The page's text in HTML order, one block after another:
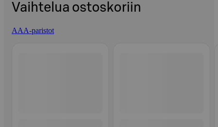
Vaihtelua ostoskoriin
AAA-paristot